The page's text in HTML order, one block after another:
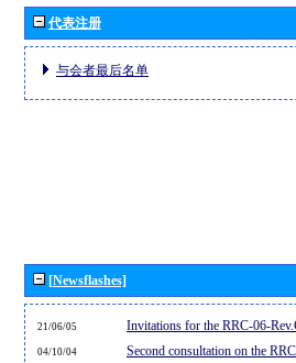
代表注册
与会者最后名单
[Newsflashes]
21/06/05 Invitations for the RRC-06-
04/10/04 Second consultation on the